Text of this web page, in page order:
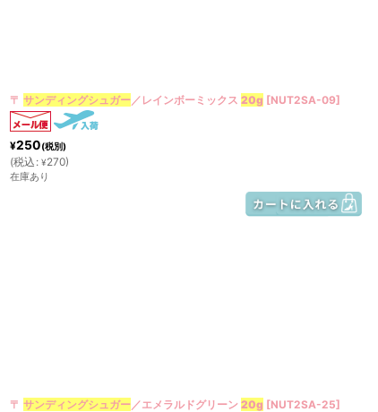
〒 サンディングシュガー／レインボーミックス 20g [NUT2SA-09]
¥250(税別)
(税込 : ¥270)
在庫あり
〒 サンディングシュガー／エメラルドグリーン 20g [NUT2SA-25]